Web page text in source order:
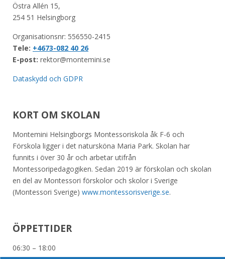
Östra Allén 15,
254 51 Helsingborg
Organisationsnr: 556550-2415
Tele: +4673-082 40 26
E-post: rektor@montemini.se
Dataskydd och GDPR
KORT OM SKOLAN
Montemini Helsingborgs Montessoriskola åk F-6 och
Förskola ligger i det natursköna Maria Park. Skolan har
funnits i över 30 år och arbetar utifrån
Montessoripedagogiken. Sedan 2019 är förskolan och skolan
en del av Montessori förskolor och skolor i Sverige
(Montessori Sverige) www.montessorisverige.se.
ÖPPETTIDER
06:30 – 18:00